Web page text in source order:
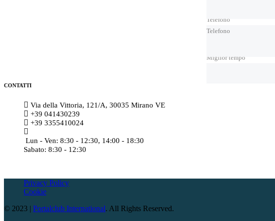
CONTATTI
Via della Vittoria, 121/A, 30035 Mirano VE
+39 041430239
+39 3355410024
Lun - Ven: 8:30 - 12:30, 14:00 - 18:30
Sabato: 8:30 - 12:30
Privacy Policy
Cookie
© 2023 | Portalclub International. All Rights Reserved.
Telefono
Miglior tempo
Telefono